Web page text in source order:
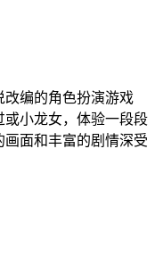
改编的角色扮演游戏
或小龙女，体验一段段
面和丰富的剧情深受